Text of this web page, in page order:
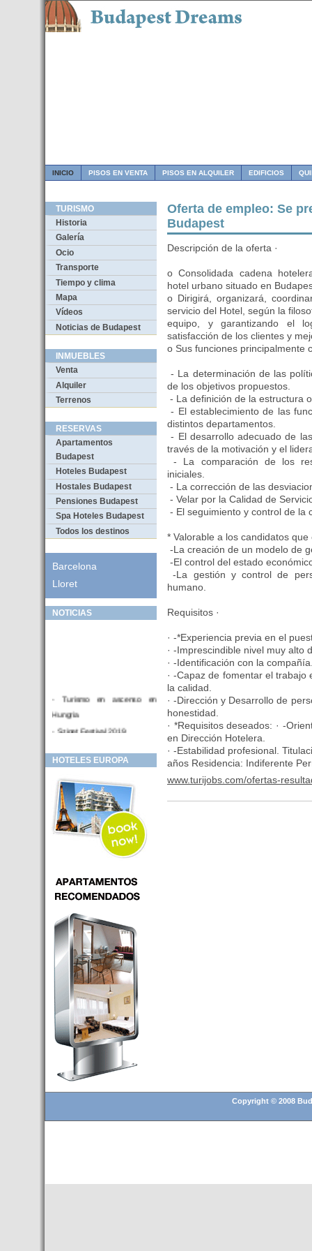
INICIO PISOS EN VENTA PISOS EN ALQUILER EDIFICIOS
TURISMO
Historia
Galería
Ocio
Transporte
Tiempo y clima
Mapa
Vídeos
Noticias de Budapest
INMUEBLES
Venta
Alquiler
Terrenos
RESERVAS
Apartamentos
Budapest
Hoteles Budapest
Hostales Budapest
Pensiones Budapest
Spa Hoteles Budapest
Todos los destinos
Barcelona
Lloret
NOTICIAS
- Turismo en ascenso en
Hungria
- Sziget Festival 2019
Hotel en venta en zona PRIME
- Inversor para hotel
- Hotel en venta Budapest
- Budapest y Cracovia, las
ciudades de moda en 2018
- Inaugurado en BUDAPEST el
puede ser controlado por
Smarthfones de sus clientes
- HOTEL Moments Budapest,
éste sí es un ‘gran hotel
Budapest’.
- Hoteles en BUDAPEST:
Resultados octubre de 2016,
subida del 15% ocupación y
del 25,6% en el RevPar
- Nuevo Hotel en Budapest
bajo la marca Exe Hotusa
- Transfer Aeropuerto de
BUDAPEST
HOTELES EUROPA
Oferta de empleo: Se
Budapest
Descripción de la oferta ·
o Consolidada cadena
hotel urbano situado en
o Dirigirá, organizará,
servicio del Hotel, según la
equipo, y garantizando el
satisfacción de los clientes y
o Sus funciones principalmente
- La determinación de las
de los objetivos propuestos.
- La definición de la estructura
- El establecimiento de las
distintos departamentos.
- El desarrollo adecuado de
través de la motivación y el
- La comparación de los
iniciales.
- La corrección de las
- Velar por la Calidad de
- El seguimiento y control de la
* Valorable a los candidatos
-La creación de un modelo de
-El control del estado
-La gestión y control de
humano.
Requisitos ·
· -*Experiencia previa en el
· -Imprescindible nivel muy alto
· -Identificación con la
· -Capaz de fomentar el
la calidad.
· -Dirección y Desarrollo de
honestidad.
· *Requisitos deseados: · -
en Dirección Hotelera.
· -Estabilidad profesional.
años Residencia: Indiferente
www.turijobs.com/ofertas-
Copyright © 2008